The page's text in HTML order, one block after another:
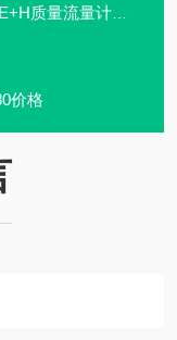
质量流量计型号
价格